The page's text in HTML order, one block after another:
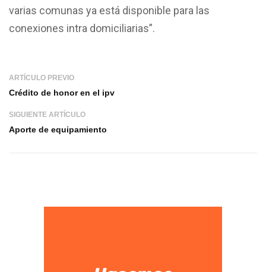
varias comunas ya está disponible para las
conexiones intra domiciliarias”.
ARTÍCULO PREVIO
Crédito de honor en el ipv
SIGUIENTE ARTÍCULO
Aporte de equipamiento